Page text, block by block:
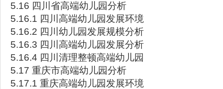
5.16 四川省高端幼儿园分析
5.16.1 四川高端幼儿园发展环境
5.16.2 四川幼儿园发展规模分析
5.16.3 四川高端幼儿园发展分析
5.16.4 四川清理整顿高端幼儿园
5.17 重庆市高端幼儿园分析
5.17.1 重庆高端幼儿园发展环境